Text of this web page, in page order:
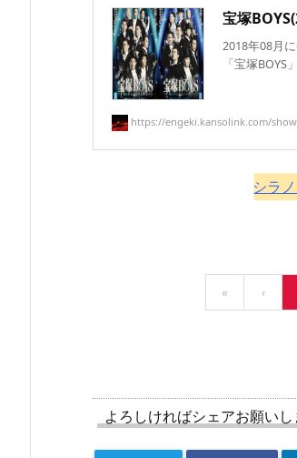
宝塚
2018年08月
「宝塚
https://engeki.kansolink.com/
シラ
« ‹
よろしければシェアお願いし